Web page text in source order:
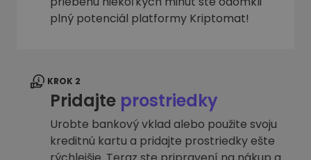
plný potenciál platformy Kriptomat!
KROK 2
Pridajte prostriedky
Urobte bankový vklad alebo použite svoju
kreditnú kartu a pridajte prostriedky ešte